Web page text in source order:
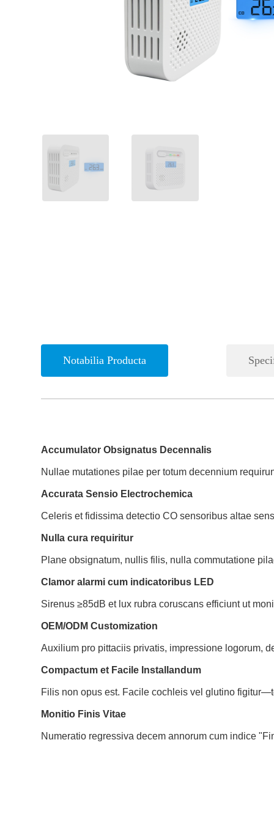
Notabilia Producta
Accumulator Obsignatus Decennalis
Nullae mutationes pilae per totum decennium
Accurata Sensio Electrochemica
Celeris et fidissima detectio CO sensoribus altae
Nulla cura requiritur
Plane obsignatum, nullis filis, nulla commutatione
Clamor alarmi cum indicatoribus LED
Sirenus ≥85dB et lux rubra coruscans efficiunt ut
OEM/ODM Customization
Auxilium pro pittaciis privatis, impressione logorum,
Compactum et Facile Installandum
Filis non opus est. Facile cochleis vel glutino
Monitio Finis Vitae
Numeratio regressiva decem annorum cum indice